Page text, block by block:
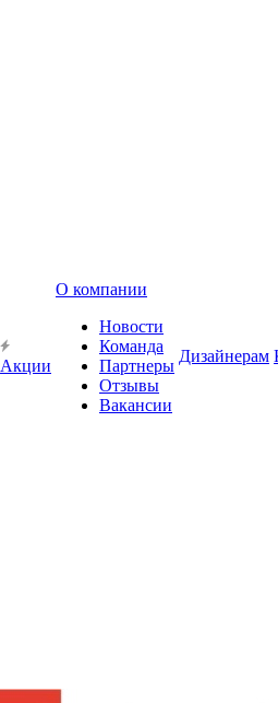
Акции
О компании
Новости
Команда
Партнеры
Отзывы
Вакансии
Дизайнерам